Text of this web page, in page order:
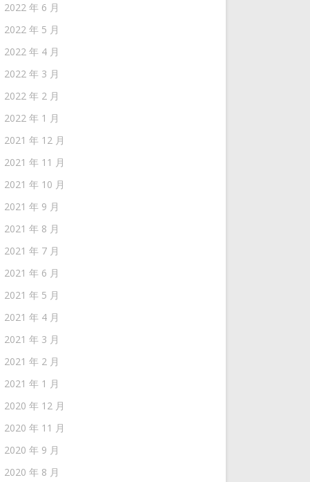
2022 年 6 月
2022 年 5 月
2022 年 4 月
2022 年 3 月
2022 年 2 月
2022 年 1 月
2021 年 12 月
2021 年 11 月
2021 年 10 月
2021 年 9 月
2021 年 8 月
2021 年 7 月
2021 年 6 月
2021 年 5 月
2021 年 4 月
2021 年 3 月
2021 年 2 月
2021 年 1 月
2020 年 12 月
2020 年 11 月
2020 年 9 月
2020 年 8 月